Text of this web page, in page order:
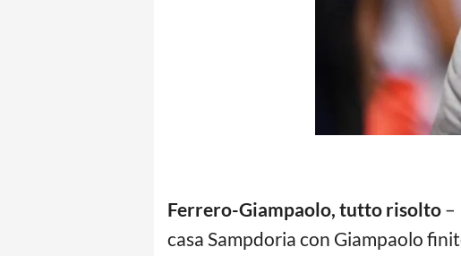
Ferrero-Giampaolo, tutto risolto –
casa Sampdoria con Giampaolo